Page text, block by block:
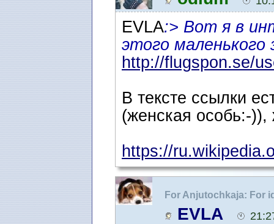
EVLA:> Вот я в
этого маленького
http://flugspon.se/
В тексте ссылки
(женская особь:-)),
https://
For Anjutochkaja: For
разные жучки ...
EVLA